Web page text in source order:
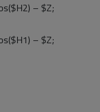
– $Z;
– $Z;